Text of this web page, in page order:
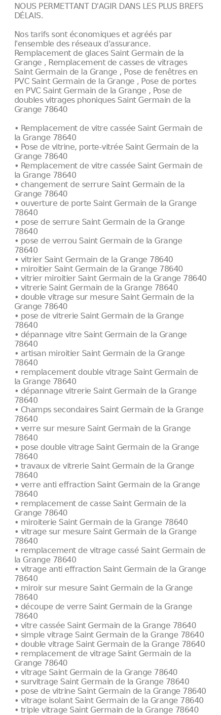
NOUS PERMETTANT D'AGIR DANS LES PLUS BREFS
DÉLAIS.
Nos tarifs sont économiques et agréés par
l'ensemble des réseaux d'assurance.
Remplacement de glaces Saint Germain de la
Grange , Remplacement de casses de vitrages
Saint Germain de la Grange , Pose de fenêtres en
PVC Saint Germain de la Grange , Pose de portes
en PVC Saint Germain de la Grange , Pose de
doubles vitrages phoniques Saint Germain de la
Grange 78640
• Remplacement de vitre cassée Saint Germain de
la Grange 78640
• Pose de vitrine, porte-vitrée Saint Germain de la
Grange 78640
• Remplacement de vitre cassée Saint Germain de
la Grange 78640
• changement de serrure Saint Germain de la
Grange 78640
• ouverture de porte Saint Germain de la Grange
78640
• pose de serrure Saint Germain de la Grange
78640
• pose de verrou Saint Germain de la Grange
78640
• vitrier Saint Germain de la Grange 78640
• miroitier Saint Germain de la Grange 78640
• vitrier miroitier Saint Germain de la Grange 78640
• vitrerie Saint Germain de la Grange 78640
• double vitrage sur mesure Saint Germain de la
Grange 78640
• pose de vitrerie Saint Germain de la Grange
78640
• dépannage vitre Saint Germain de la Grange
78640
• artisan miroitier Saint Germain de la Grange
78640
• remplacement double vitrage Saint Germain de
la Grange 78640
• dépannage vitrerie Saint Germain de la Grange
78640
• Champs secondaires Saint Germain de la Grange
78640
• verre sur mesure Saint Germain de la Grange
78640
• pose double vitrage Saint Germain de la Grange
78640
• travaux de vitrerie Saint Germain de la Grange
78640
• verre anti effraction Saint Germain de la Grange
78640
• remplacement de casse Saint Germain de la
Grange 78640
• miroiterie Saint Germain de la Grange 78640
• vitrage sur mesure Saint Germain de la Grange
78640
• remplacement de vitrage cassé Saint Germain de
la Grange 78640
• vitrage anti effraction Saint Germain de la Grange
78640
• miroir sur mesure Saint Germain de la Grange
78640
• découpe de verre Saint Germain de la Grange
78640
• vitre cassée Saint Germain de la Grange 78640
• simple vitrage Saint Germain de la Grange 78640
• double vitrage Saint Germain de la Grange 78640
• remplacement de vitrage Saint Germain de la
Grange 78640
• vitrage Saint Germain de la Grange 78640
• survitrage Saint Germain de la Grange 78640
• pose de vitrine Saint Germain de la Grange 78640
• vitrage isolant Saint Germain de la Grange 78640
• triple vitrage Saint Germain de la Grange 78640